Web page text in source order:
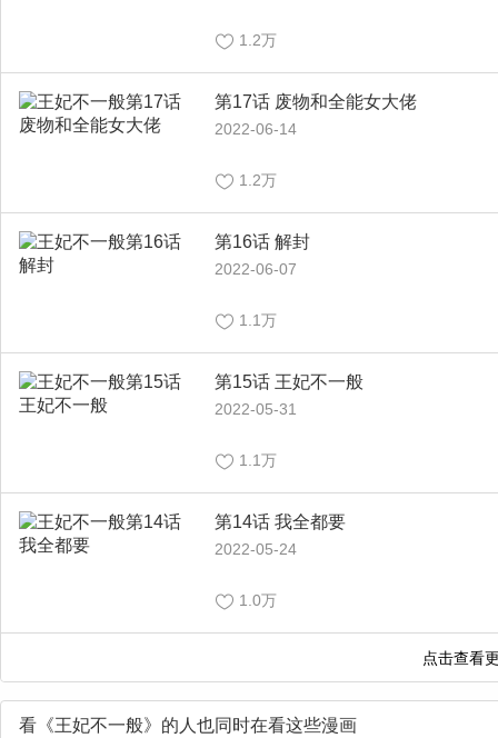
1.2万
第17话 废物和全能女大佬
2022-06-14
1.2万
第16话 解封
2022-06-07
1.1万
第15话 王妃不一般
2022-05-31
1.1万
第14话 我全都要
2022-05-24
1.0万
看《王妃不一般》的人也同时在看这些漫画